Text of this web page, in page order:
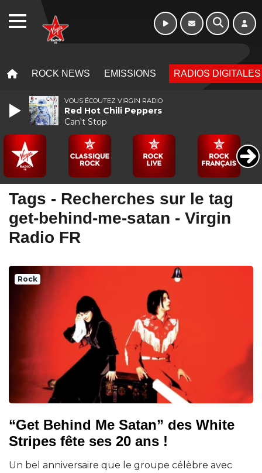
ROCK NEWS EMISSIONS RADIOS DIGITALES
Tags - Recherches sur le tag
get-behind-me-satan - Virgin
Radio FR
Rock
“Get Behind Me Satan” des White
Stripes fête ses 20 ans !
Un bel anniversaire que le groupe célèbre avec
VOUS ÉCOUTEZ VIRGIN RADIO
Red Hot Chili Peppers
Can't Stop
WEBRADIO